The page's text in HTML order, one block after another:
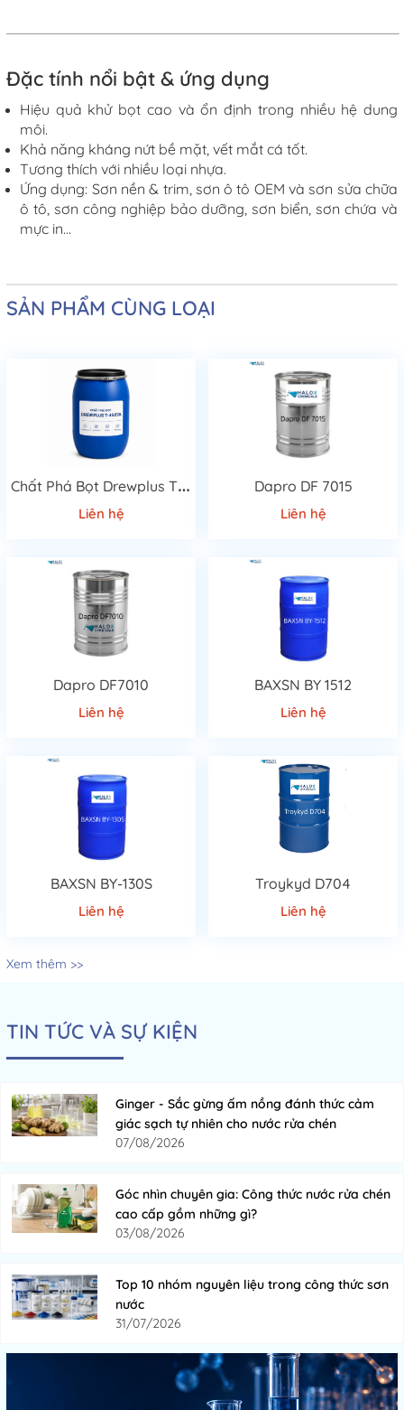
Đặc tính nổi bật & ứng dụng
Hiệu quả khử bọt cao và ổn định trong nhiều hệ dung
môi.
Khả năng kháng nứt bề mặt, vết mắt cá tốt.
Tương thích với nhiều loại nhựa.
Ứng dụng: Sơn nền & trim, sơn ô tô OEM và sơn sửa chữa
ô tô, sơn công nghiệp bảo dưỡng, sơn biển, sơn chứa và
mực in…
SẢN PHẨM CÙNG LOẠI
C
hất Phá Bọt Drewplus T-4507A Cao Cấp
Liên hệ
Dapro DF 7015
Liên hệ
Dapro DF7010
Liên hệ
BAXSN BY 1512
Liên hệ
BAXSN BY-130S
Liên hệ
Troykyd D704
Liên hệ
Xem thêm >>
TIN TỨC VÀ SỰ KIỆN
Ginger - Sắc gừng ấm nồng đánh thức cảm
giác sạch tự nhiên cho nước rửa chén
07/08/2026
Góc nhìn chuyên gia: Công thức nước rửa chén
cao cấp gồm những gì?
03/08/2026
Top 10 nhóm nguyên liệu trong công thức sơn
nước
31/07/2026